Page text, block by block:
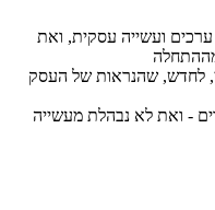
ועשייה עסקית, ואת
לחדש, שהנראות של העסק
- ואת לא נבהלת מעשייה